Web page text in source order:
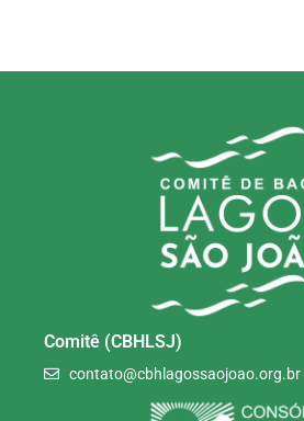
Comitê (CBHLSJ)
contato@cbhlagossaojoao.org.br